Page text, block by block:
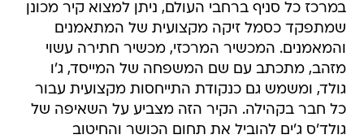
במרכז כל סניף ברחבי העולם, ניתן למצוא קיר מכונן
שמתפקד כסמל זיקה מקצועית של המתאמנים
והמאמנים. המכשיר המרכזי, מכשיר חתירה עשוי
מזהב, מתכתב עם שם המשפחה של המייסד, ג'ו
גולד, ומשמש גם כנקודת התייחסות מקצועית עבור
כל חבר בקהילה. הקיר הזה מצביע על השאיפה של
גולד'ס ג'ים להוביל את תחום הכושר והחיטוב